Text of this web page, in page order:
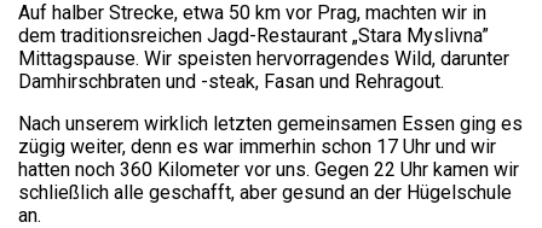
Auf halber Strecke, etwa 50 km vor Prag, machten wir in
dem traditionsreichen Jagd-Restaurant „Stara Myslivna”
Mittagspause. Wir speisten hervorragendes Wild, darunter
Damhirschbraten und -steak, Fasan und Rehragout.
Nach unserem wirklich letzten gemeinsamen Essen ging es
zügig weiter, denn es war immerhin schon 17 Uhr und wir
hatten noch 360 Kilometer vor uns. Gegen 22 Uhr kamen wir
schließlich alle geschafft, aber gesund an der Hügelschule
an.